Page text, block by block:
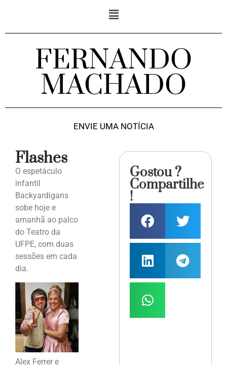
FERNANDO
MACHADO
ENVIE UMA NOTÍCIA
Flashes
O espetáculo
infantil
Backyardigans
sobe hoje e
amanhã ao palco
do Teatro da
UFPE, com duas
sessões em cada
dia.
Alex Ferrer e
Gostou ?
Compartilhe
!